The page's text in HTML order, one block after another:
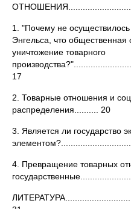
1. "Почему не
Энгельса, что общественная
уничтожение товарного
17
2. Товарные отношения и
распределения.......... 20
3. Является ли государство
4. Превращение товарных